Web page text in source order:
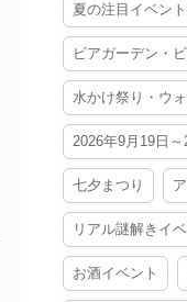
夏の注目イベン
ビアガーデン・
水かけ祭り・ウ
2026年9月19日
七夕まつり
リアル謎解きイ
お酒イベント